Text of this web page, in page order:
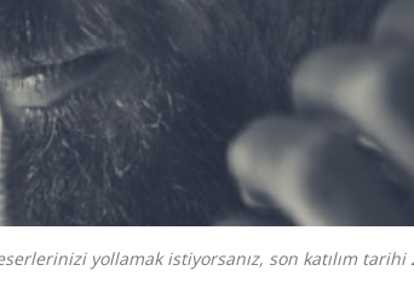
yollamak istiyorsanız, son katılım tarihi